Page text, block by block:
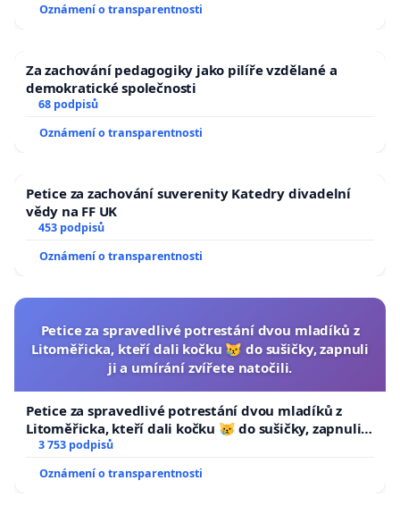
Oznámení o transparentnosti
Za zachování pedagogiky jako pilíře vzdělané a
demokratické společnosti
68 podpisů
Oznámení o transparentnosti
Petice za zachování suverenity Katedry divadelní
vědy na FF UK
453 podpisů
Oznámení o transparentnosti
Petice za spravedlivé potrestání dvou mladíků z
Litoměřicka, kteří dali kočku 😿 do sušičky, zapnuli
ji a umírání zvířete natočili.
Petice za spravedlivé potrestání dvou mladíků z
Litoměřicka, kteří dali kočku 😿 do sušičky, zapnuli ji
a umírání zvířete natočili.
3 753 podpisů
Oznámení o transparentnosti